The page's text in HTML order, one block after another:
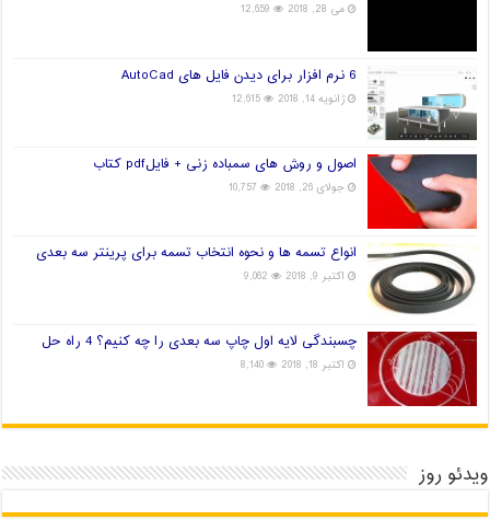
می 28, 2018 12,659
6 نرم افزار برای دیدن فایل های AutoCad
ژانویه 14, 2018 12,615
اصول و روش های سمباده زنی + فایلpdf کتاب
جولای 26, 2018 10,757
انواع تسمه ها و نحوه انتخاب تسمه برای پرینتر سه بعدی
اکتبر 9, 2018 9,062
چسبندگی لایه اول چاپ سه بعدی را چه کنیم؟ 4 راه حل
اکتبر 18, 2018 8,140
ویدئو روز